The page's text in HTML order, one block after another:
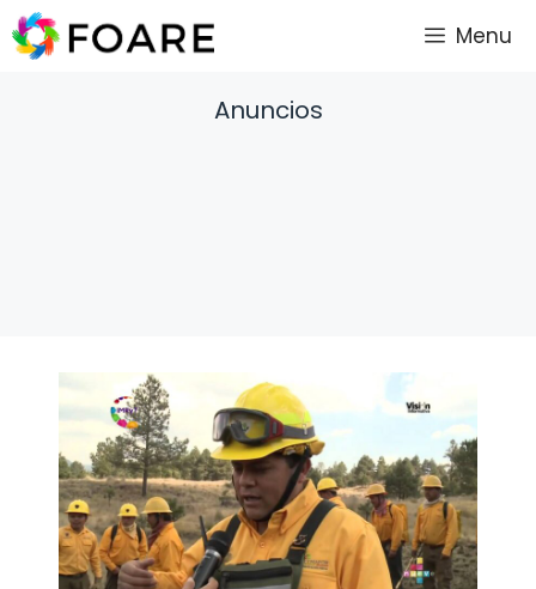
Saltar
al
Menu
Anuncios